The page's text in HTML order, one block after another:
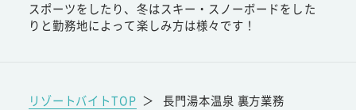
スポーツをしたり、冬はスキー・スノーボードをした
りと勤務地によって楽しみ方は様々です！
リゾートバイトTOP ＞ 長門湯本温泉 裏方業務